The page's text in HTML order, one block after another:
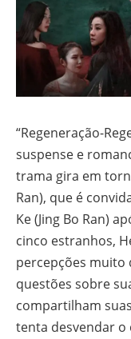
“Regeneração-
suspense e
trama gira em
Ran), que é
Ke (Jing Bo Ran)
cinco estranhos,
percepções muito
questões sobre
compartilham
tenta desvendar